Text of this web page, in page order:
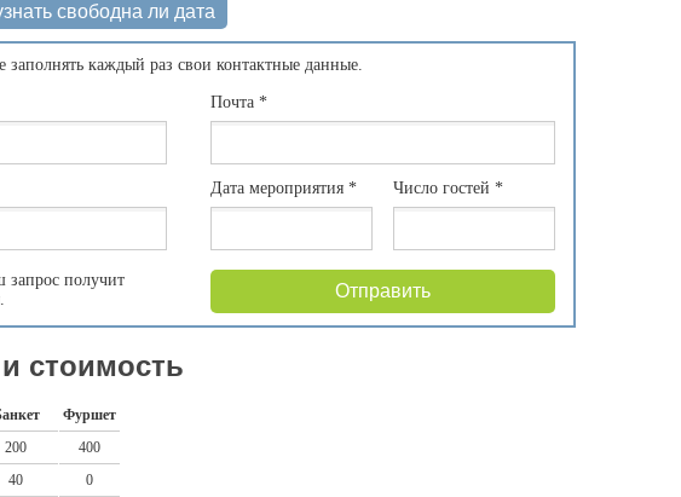
свободна ли дата
заполнять каждый раз свои контактные данные.
получит
Почта*
Дата мероприятия* Число гостей*
Отправить
стоимость
Фуршет
200
400
40
0